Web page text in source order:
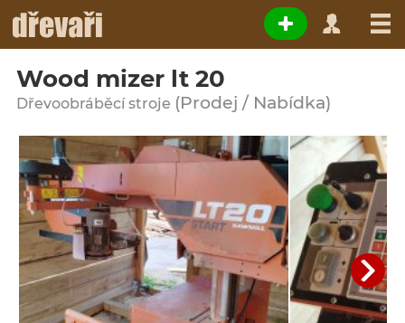
Wood mizer lt 20
Dřevoobráběcí stroje (Prodej / Nabídka)